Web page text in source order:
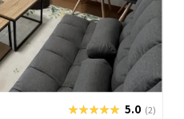
★★★★★
★★★★★ 5.0 (2)